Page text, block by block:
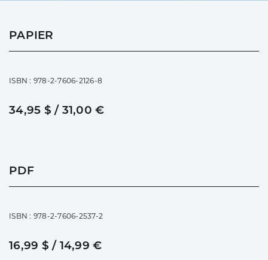
PAPIER
ISBN : 978-2-7606-2126-8
34,95 $ / 31,00 €
PDF
ISBN : 978-2-7606-2537-2
16,99 $ / 14,99 €